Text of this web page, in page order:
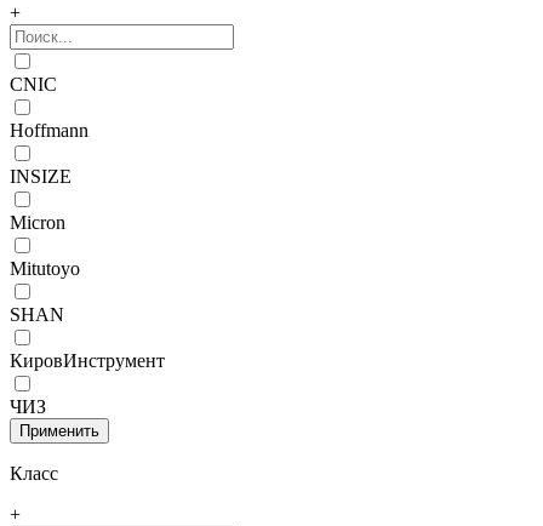
+
CNIC
Hoffmann
INSIZE
Micron
Mitutoyo
SHAN
КировИнструмент
ЧИЗ
Класс
+